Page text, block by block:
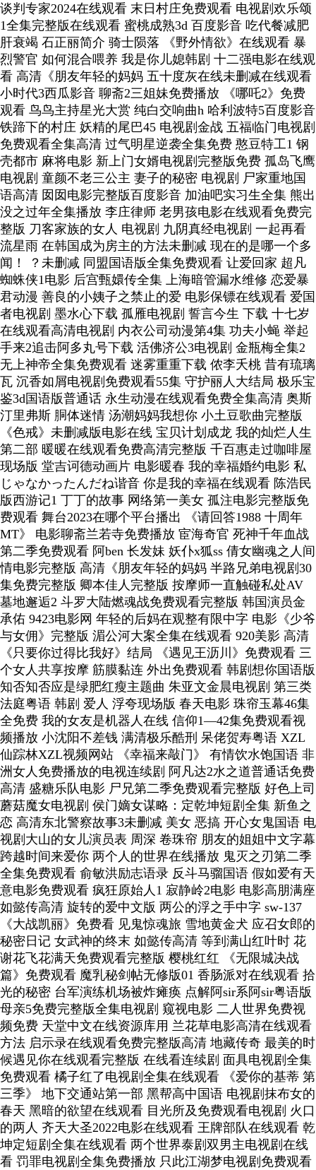
谈判专家2024在线观看 末日村庄免费观看 电视剧欢乐颂
1全集完整版在线观看 蜜桃成熟3d 百度影音 吃代餐减肥
肝衰竭 石正丽简介 骑士陨落 《野外情欲》在线观看 暴
烈警官 如何混合喂养 我是你儿媳韩剧 十二强电影在线观
看 高清《朋友年轻的妈妈 五十度灰在线未删减在线观看
小时代3西瓜影音 聊斋2三姐妹免费播放 《哪吒2》免费
观看 鸟鸟主持星光大赏 纯白交响曲h 哈利波特5百度影音
铁蹄下的村庄 妖精的尾巴45 电视剧金战 五福临门电视剧
免费观看全集高清 过气明星逆袭全集免费 憨豆特工1 钢
壳都市 麻将电影 新上门女婿电视剧完整版免费 孤岛飞鹰
电视剧 童颜不老三公主 妻子的秘密 电视剧 尸家重地国
语高清 囡囡电影完整版百度影音 加油吧实习生全集 熊出
没之过年全集播放 李庄律师 老男孩电影在线观看免费完
整版 刀客家族的女人 电视剧 九阴真经电视剧 一起再看
流星雨 在韩国成为房主的方法未删减 现在的是哪一个多
闻！ ？未删减 同盟国语版全集免费观看 让爱回家 超凡
蜘蛛侠1电影 后宫甄嬛传全集 上海暗管漏水维修 恋爱暴
君动漫 善良的小姨子之禁止的爱 电影保镖在线观看 爱国
者电视剧 墨水心下载 孤雁电视剧 誓言今生 下载 十七岁
在线观看高清电视剧 内衣公司动漫第4集 功夫小蝇 举起
手来2追击阿多丸号下载 活佛济公3电视剧 金瓶梅全集2
无上神帝全集免费观看 迷雾重重下载 侬李夭桃 昔有琉璃
瓦 沉香如屑电视剧免费观看55集 守护丽人大结局 极乐宝
鉴3d国语版普通话 永生动漫在线观看免费全集高清 奥斯
汀里弗斯 胴体迷情 汤潮妈妈我想你 小土豆歌曲完整版
《色戒》未删减版电影在线 宝贝计划成龙 我的灿烂人生
第二部 暖暖在线观看免费高清完整版 千百惠走过咖啡屋
现场版 堂吉诃德动画片 电影暖春 我的幸福婚约电影 私
じゃなかったんだね谐音 你是我的幸福在线观看 陈浩民
版西游记1 丁丁的故事 网络第一美女 孤注电影完整版免
费观看 舞台2023在哪个平台播出 《请回答1988 十周年
MT》 电影聊斋兰若寺免费播放 宦海奇官 死神千年血战
第二季免费观看 阿ben 长发妹 妖仆x狐ss 倩女幽魂之人间
情电影完整版 高清《朋友年轻的妈妈 半路兄弟电视剧30
集免费完整版 卿本佳人完整版 按摩师一直触碰私处AV
墓地邂逅2 斗罗大陆燃魂战免费观看完整版 韩国演员金
承佑 9423电影网 年轻的后妈在观整有限中字 电影《少爷
与女佣》完整版 湄公河大案全集在线观看 920美影 高清
《只要你过得比我好》结局 《遇见王沥川》免费观看 三
个女人共享按摩 筋膜黏连 外出免费观看 韩剧想你国语版
知否知否应是绿肥红瘦主题曲 朱亚文金晨电视剧 第三类
法庭粤语 韩剧 爱人 浮夸现场版 春天电影 珠帘玉幕46集
全免费 我的女友是机器人在线 信仰1—42集免费观看视
频播放 小沈阳不差钱 满清极乐酷刑 呆佬贺寿粤语 XZL
仙踪林XZL视频网站 《幸福来敲门》 有情饮水饱国语 非
洲女人免费播放的电视连续剧 阿凡达2水之道普通话免费
高清 盛糖乐队电影 尸兄第二季免费观看完整版 好色上司
蘑菇魔女电视剧 侯门嫡女谋略：定乾坤短剧全集 新鱼之
恋 高清东北警察故事3未删减 美女 恶搞 开心女鬼国语 电
视剧大山的女儿演员表 周深 卷珠帘 朋友的姐姐中文字幕
跨越时间来爱你 两个人的世界在线播放 鬼灭之刃第二季
全集免费观看 俞敏洪励志语录 反斗马骝国语 假如爱有天
意电影免费观看 疯狂原始人1 寂静岭2电影 电影高朋满座
如懿传高清 旋转的爱中文版 两公的浮之手中字 sw-137
《大战凯丽》免费看 见鬼惊魂旅 雪地黄金犬 应召女郎的
秘密日记 女武神的终末 如懿传高清 等到满山红叶时 花
谢花飞花满天免费观看完整版 樱桃红红 《无限城决战
篇》免费观看 魔乳秘剑帖无修版01 香肠派对在线观看 拾
光的秘密 台军演练机场被炸瘫痪 点解阿sir系阿sir粤语版
母亲5免费完整版全集电视剧 窥视电影 二人世界免费视
频免费 天堂中文在线资源库用 兰花草电影高清在线观看
方法 启示录在线观看免费完整版高清 地藏传奇 最美的时
候遇见你在线观看完整版 在线看连续剧 面具电视剧全集
免费观看 橘子红了电视剧全集在线观看 《爱你的基蒂 第
三季》 地下交通站第一部 黑帮高中国语 电视剧抹布女的
春天 黑暗的欲望在线观看 目光所及免费观看电视剧 火口
的两人 齐天大圣2022电影在线观看 王牌部队在线观看 乾
坤定短剧全集在线观看 两个世界泰剧双男主电视剧在线
看 罚罪电视剧全集免费播放 只此江湖梦电视剧免费观看